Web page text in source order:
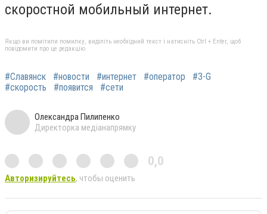
скоростной мобильный интернет.
Якщо ви помітили помилку, виділіть необхідний текст і натисніть Ctrl + Enter, щоб
повідомити про це редакцію
#Славянск #новости #интернет #оператор
#З-G
#скорость
#появится #сети
Олександра Пилипенко
Директорка медіанапрямку
0,0
Авторизируйтесь, чтобы оценить